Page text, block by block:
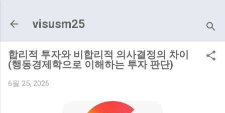
visusm25
합리적 투자와 비합리적 의사결정의 차이
(행동경제학으로 이해하는 투자 판단)
6월 25, 2026